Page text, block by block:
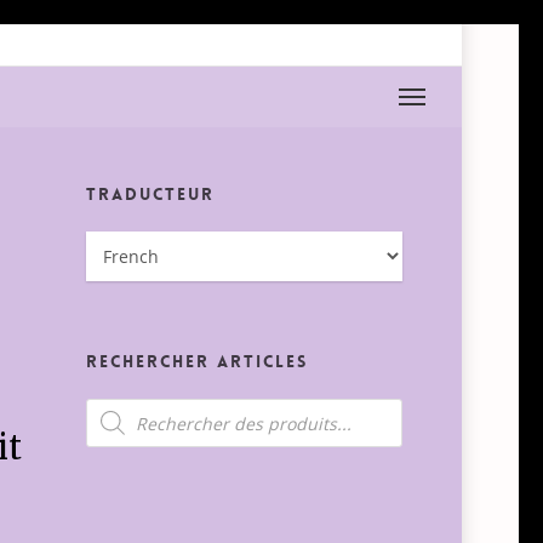
Menu
Traducteur
Rechercher Articles
Recherche
de
produits